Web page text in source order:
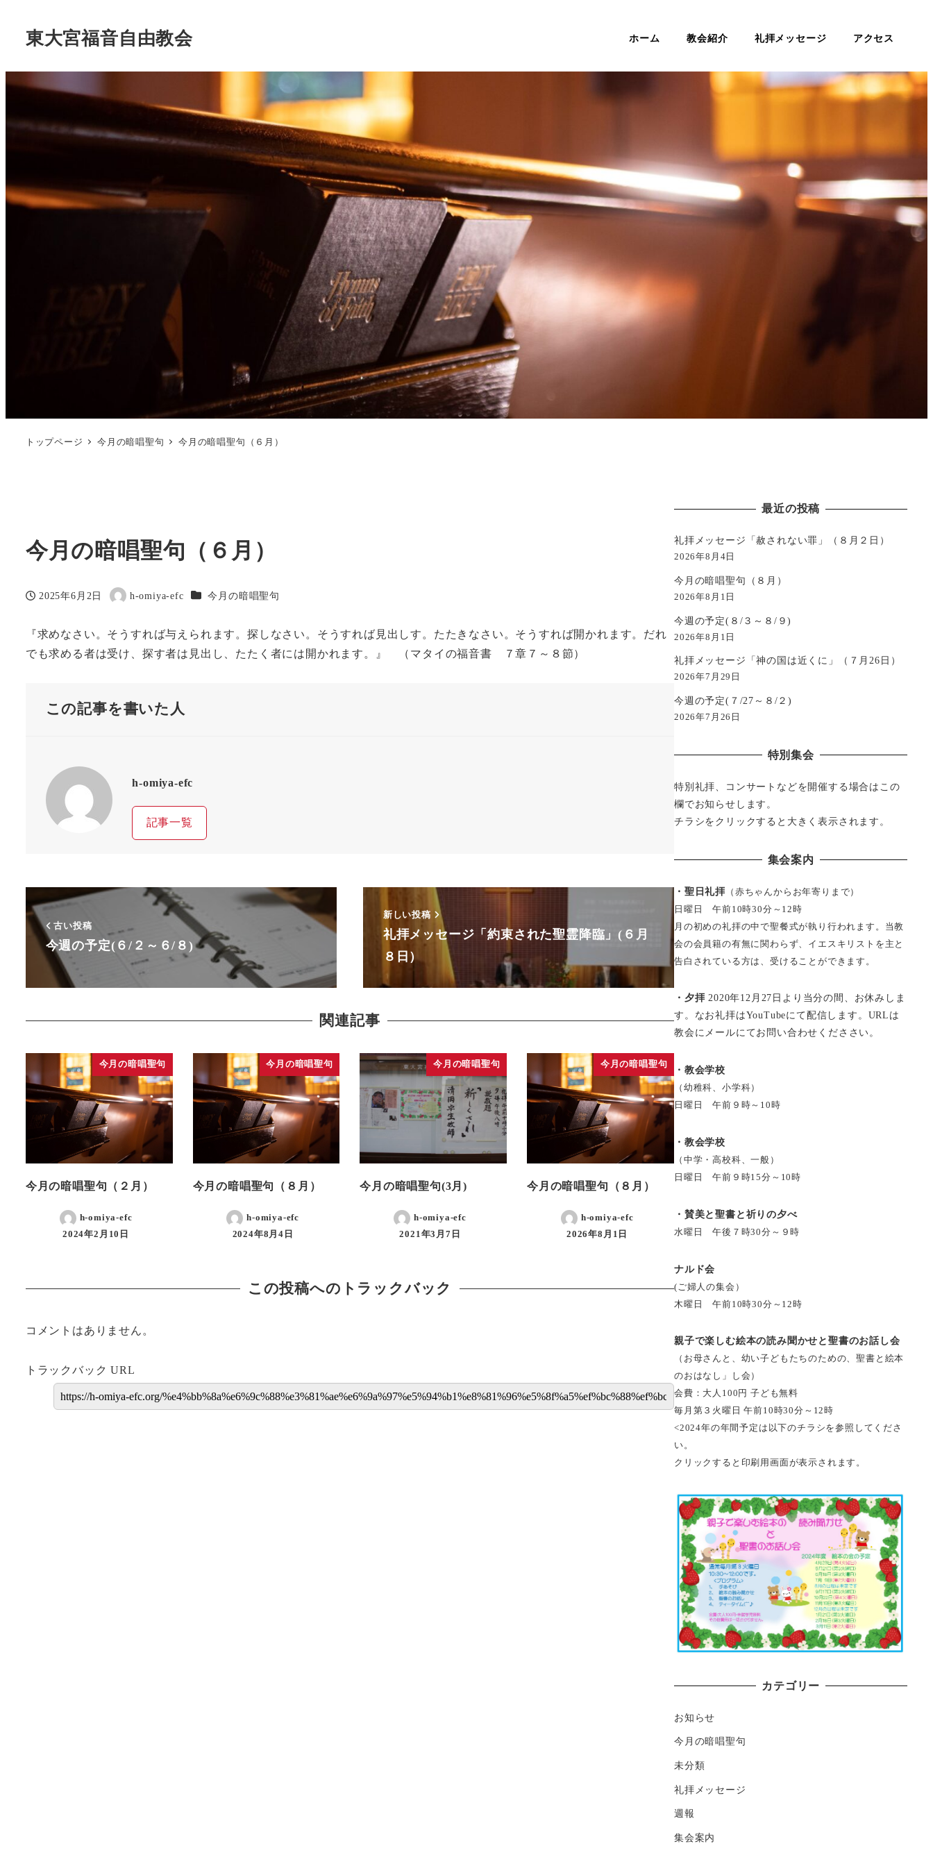
東大宮福音自由教会 ホーム 教会紹介 礼拝メッセージ アクセス
トップページ 今月の暗唱聖句 今月の暗唱聖句（６月）
今月の暗唱聖句（６月）
投稿日
2025年6月2日
著
h-omiya-efc カテゴリー
今月の暗唱聖句
『求めなさい。そうすれば与えられます。探しなさい。そうすれば見出しす。たたきなさい。そうすれば開かれます。だれ
でも求める者は受け、探す者は見出し、たたく者には開かれます。』 （マタイの福音書 ７章７～８節）
この記事を書いた人
h-omiya-efc
記事一覧
古い投稿
今週の予定(６/２～６/８)
新しい投稿
礼拝メッセージ「約束された聖霊降臨」(６月
８日）
関連記事
今月の暗唱聖句
今月の暗唱聖句（２月）
h-omiya-efc
2024年2月10日
今月の暗唱聖句
今月の暗唱聖句（８月）
h-omiya-efc
2024年8月4日
今月の暗唱聖句
今月の暗唱聖句(3月)
h-omiya-efc
2021年3月7日
今月の暗唱聖句
今月の暗唱聖句（８月）
h-omiya-efc
2026年8月1日
この投稿へのトラックバック
コメントはありません。
トラックバック URL
最近の投稿
礼拝メッセージ「赦されない罪」（８月２日）
2026年8月4日
今月の暗唱聖句（８月）
2026年8月1日
今週の予定(８/３～８/９)
2026年8月1日
礼拝メッセージ「神の国は近くに」（７月26日）
2026年7月29日
今週の予定(７/27～８/２)
2026年7月26日
特別集会
特別礼拝、コンサートなどを開催する場合はこの
欄でお知らせします。
チラシをクリックすると大きく表示されます。
集会案内
・聖日礼拝 （赤ちゃんからお年寄りまで）
日曜日 午前10時30分～12時
月の初めの礼拝の中で聖餐式が執り行われます。当教
会の会員籍の有無に関わらず、イエスキリストを主と
告白されている方は、受けることができます。
・夕拝2020年12月27日より当分の間、お休みしま
す。なお礼拝はYouTubeにて配信します。URLは
教会にメールにてお問い合わせくだささい。
・教会学校
（幼稚科、小学科）
日曜日 午前９時～10時
・教会学校
（中学・高校科、一般）
日曜日 午前９時15分～10時
・賛美と聖書と祈りの夕べ
水曜日 午後７時30分～９時
ナルド会
(ご婦人の集会）
木曜日 午前10時30分～12時
親子で楽しむ絵本の読み聞かせと聖書のお話し会
（お母さんと、幼い子どもたちのための、聖書と絵本
のおはなし」し会）
会費：大人100円 子ども無料
毎月第３火曜日 午前10時30分～12時
<2024年の年間予定は以下のチラシを参照してくださ
い。
クリックすると印刷用画面が表示されます。
カテゴリー
お知らせ
今月の暗唱聖句
未分類
礼拝メッセージ
週報
集会案内